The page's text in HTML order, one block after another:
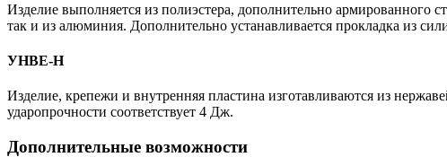
Изделие выполняется из полиэстера, дополнительно армированного
так и из алюминия. Дополнительно устанавливается прокладка из
УНВЕ-Н
Изделие, крепежи и внутренняя пластина изготавливаются из
ударопрочности соответствует 4 Дж.
Дополнительные возможности